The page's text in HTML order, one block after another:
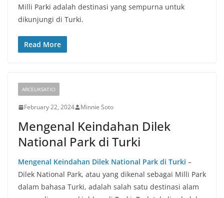
Milli Parki adalah destinasi yang sempurna untuk
dikunjungi di Turki.
Read More
ARCELIKSATICI
February 22, 2024 Minnie Soto
Mengenal Keindahan Dilek
National Park di Turki
Mengenal Keindahan Dilek National Park di Turki –
Dilek National Park, atau yang dikenal sebagai Milli Park
dalam bahasa Turki, adalah salah satu destinasi alam